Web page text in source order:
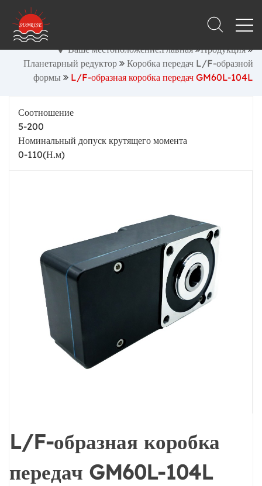
Ваше местоположение:Главная
Продукция
Планетарный редуктор
Коробка передач L/F-образной
формы
L/F-образная коробка передач GM60L-104L
Соотношение
5-200
Номинальный допуск крутящего момента
0-110(Н.м)
L/F-образная коробка
передач GM60L-104L